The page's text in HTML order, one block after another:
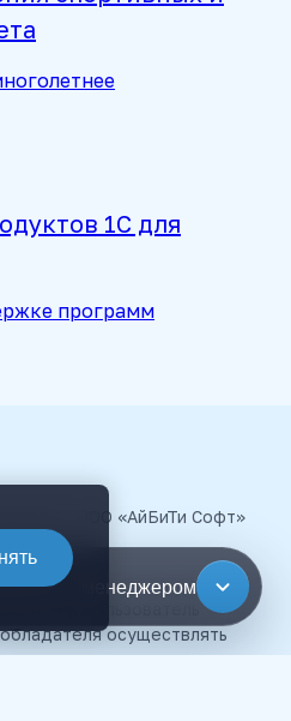
1С для
программ
ООО «АйБиТи Софт»
являются объектами
осуществлять
в противном случае,
с менеджером